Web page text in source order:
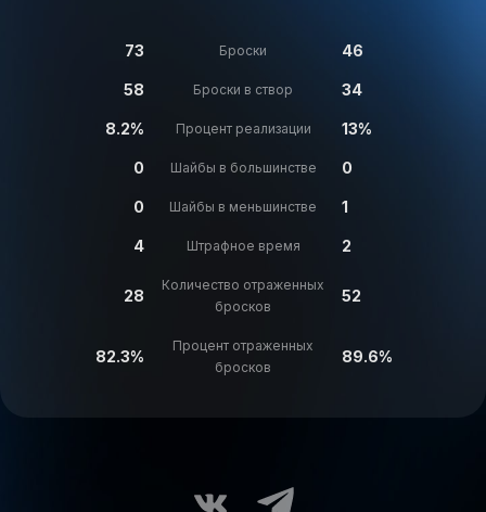
73 Броски 46
58 Броски в створ 34
8.2% Процент реализации 13%
0 Шайбы в большинстве 0
0 Шайбы в меньшинстве 1
4 Штрафное время 2
28
Количество отраженных
бросков
52
82.3%
Процент отраженных
бросков
89.6%